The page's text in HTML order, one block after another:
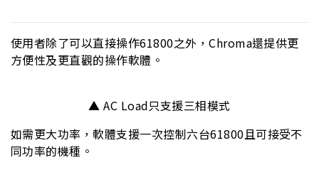
使用者除了可以直接操作61800之外，Chroma還提供更
方便性及更直觀的操作軟體。
▲ AC Load只支援三相模式
如需更大功率，軟體支援一次控制六台61800且可接受不
同功率的機種。